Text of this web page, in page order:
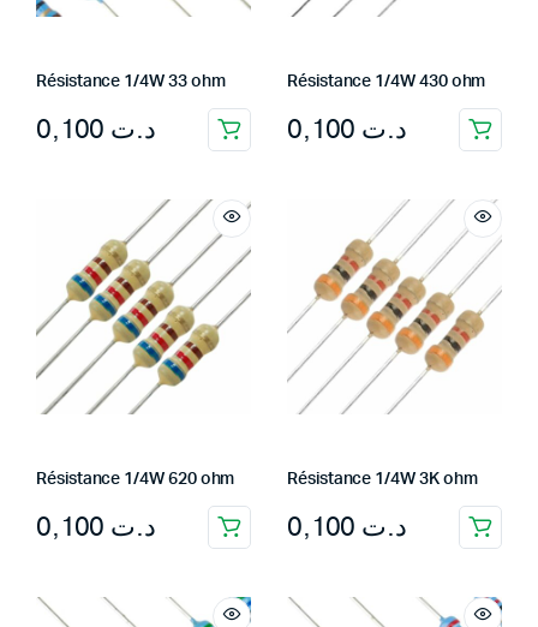
Résistance 1/4W 33 ohm
د.ت
Résistance 1/4W 430 ohm
د.ت
Résistance 1/4W 620 ohm
د.ت
Résistance 1/4W 3K ohm
د.ت